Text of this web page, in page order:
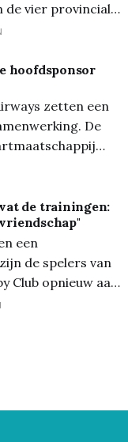
de vier provinciale
stonden op het
kwam
Grenstrappers
hoofdsponsor
zetten een
De
2026/27 de
prijken op het
ploeg. De
benadrukt het
de trainingen:
een
de spelers van
Club opnieuw aan
het nieuwe